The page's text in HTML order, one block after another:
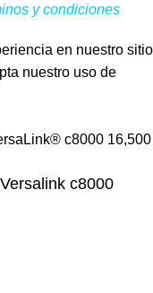
y condiciones
en nuestro sitio
nuestro uso de
c8000